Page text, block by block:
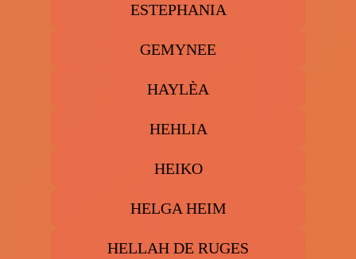
ESTEPHANIA
GEMYNEE
HAYLÈA
HEHLIA
HEIKO
HELGA HEIM
HELLAH DE RUGES